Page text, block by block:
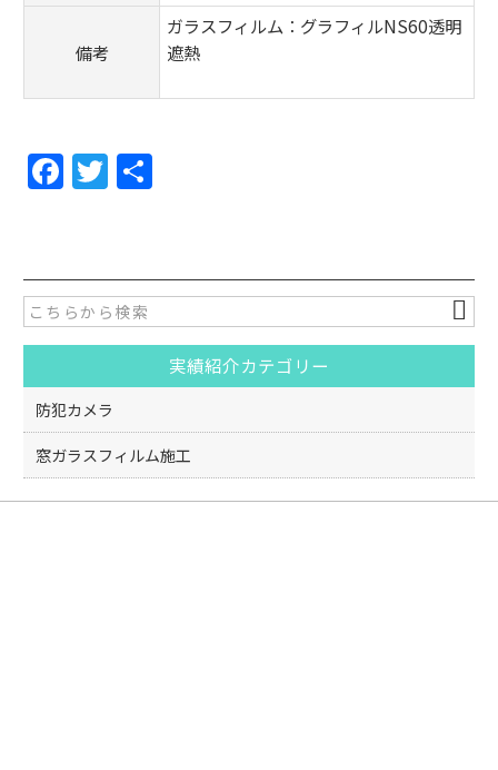
備考
ガラスフィルム：グラフィルNS60透明
遮熱
F
a
e
b
o
o
k
T
w
er
実績紹介カテゴリー
防犯カメラ
窓ガラスフィルム施工